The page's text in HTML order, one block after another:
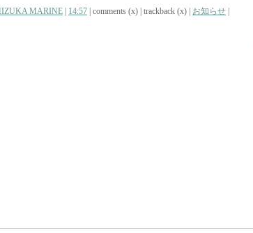
MARINE 14:57 | comments (x) | trackback (x) | お知らせ